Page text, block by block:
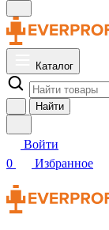
Каталог
Найти
Войти
0
Избранное